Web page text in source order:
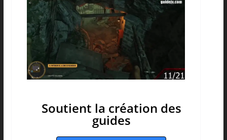
Soutient la création des
guides